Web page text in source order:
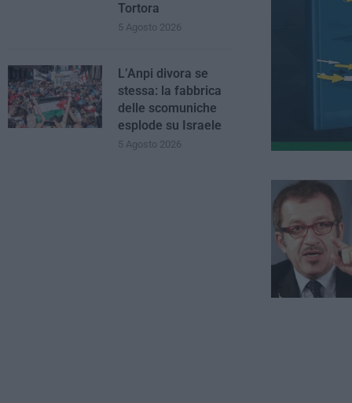
Tortora
5 Agosto 2026
L’Anpi divora se
stessa: la fabbrica
delle scomuniche
esplode su Israele
5 Agosto 2026